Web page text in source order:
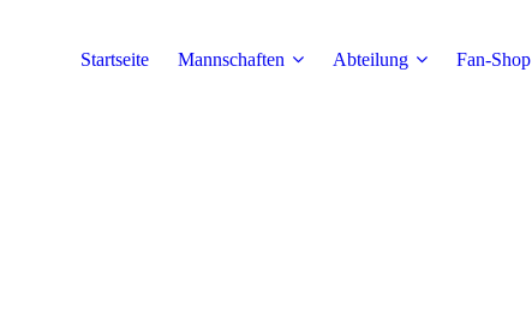
Startseite Mannschaften Abteilung Fan-Shop